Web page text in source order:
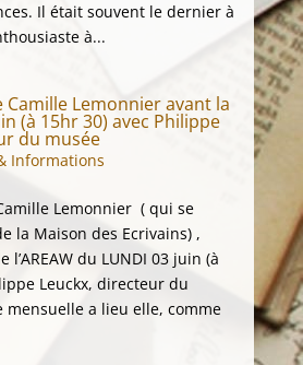
Il était souvent le dernier à
à...
Camille Lemonnier avant la
(à 15hr 30) avec Philippe
du musée
Informations
Lemonnier ( qui se
la Maison des Ecrivains) ,
l’AREAW du LUNDI 03 juin (à
Leuckx, directeur du
mensuelle a lieu elle, comme